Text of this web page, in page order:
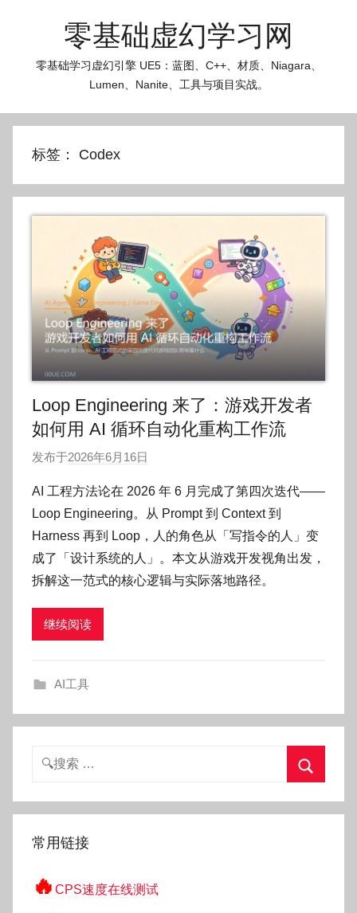
零基础虚幻学习网
零基础学习虚幻引擎 UE5：蓝图、C++、材质、Niagara、
Lumen、Nanite、工具与项目实战。
标签： Codex
Loop Engineering 来了：游戏开发者
如何用 AI 循环自动化重构工作流
发布于2026年6月16日
:
O
k
g
o
AI 工程方法论在 2026 年 6 月完成了第四次迭代——
Loop Engineering。从 Prompt 到 Context 到
Harness 再到 Loop，人的角色从「写指令的人」变
成了「设计系统的人」。本文从游戏开发视角出发，
拆解这一范式的核心逻辑与实际落地路径。
继续阅读
AI工具
搜
索
常用链接
🔥 CPS速度在线测试